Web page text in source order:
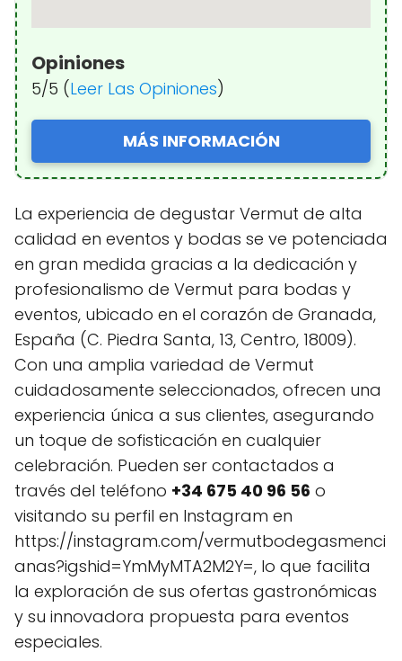
Opiniones
5/5 (Leer Las Opiniones)
MÁS INFORMACIÓN
La experiencia de degustar Vermut de alta
calidad en eventos y bodas se ve potenciada
en gran medida gracias a la dedicación y
profesionalismo de Vermut para bodas y
eventos, ubicado en el corazón de Granada,
España (C. Piedra Santa, 13, Centro, 18009).
Con una amplia variedad de Vermut
cuidadosamente seleccionados, ofrecen una
experiencia única a sus clientes, asegurando
un toque de sofisticación en cualquier
celebración. Pueden ser contactados a
través del teléfono +34 675 40 96 56 o
visitando su perfil en Instagram en
https://instagram.com/vermutbodegasmenci
anas?igshid=YmMyMTA2M2Y=, lo que facilita
la exploración de sus ofertas gastronómicas
y su innovadora propuesta para eventos
especiales.